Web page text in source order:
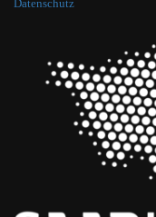
Datenschutz